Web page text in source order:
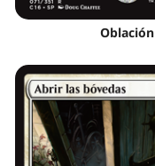
Oblación